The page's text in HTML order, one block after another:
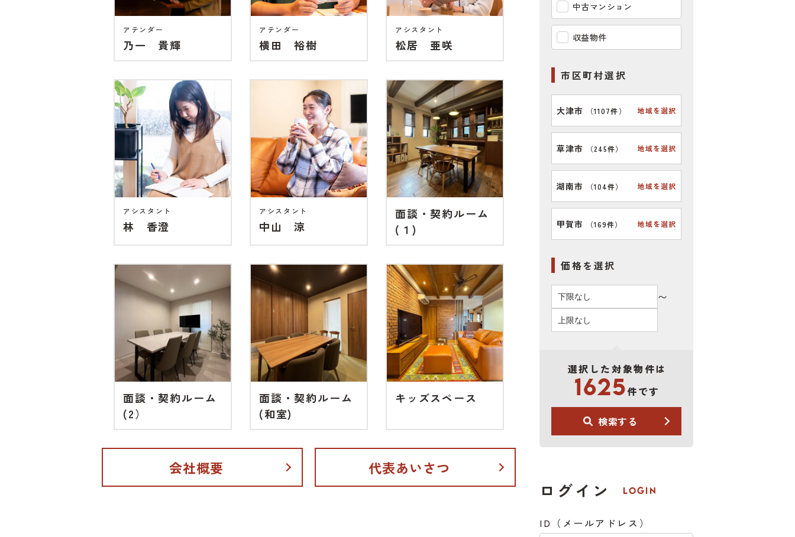
アテンダー
乃一 貴輝
アテンダー
横田 裕樹
アシスタント
松居 亜咲
アシスタント
林 香澄
アシスタント
中山 涼
面談・契約ルーム
(１)
面談・契約ルーム
(2）
面談・契約ルーム
(和室)
キッズスペース
会社概要 代表あいさつ
中古マンション
収益物件
市区町村選択
大津市 （1107件） 地域を選択
草津市 （245件） 地域を選択
湖南市 （104件） 地域を選択
甲賀市 （169件） 地域を選択
価格を選択
〜
選択した対象物件は
1625件です
検索する
ログイン LOGIN
ID（メールアドレス）